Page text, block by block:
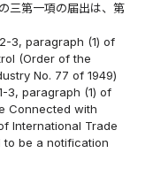
三第一項の届出は、第
3, paragraph (1) of
(Order of the
No. 77 of 1949)
3, paragraph (1) of
Connected with
International Trade
to be a notification